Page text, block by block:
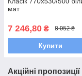
мат
7 246,80 ₴ 8 052 ₴
Купити
Акційні